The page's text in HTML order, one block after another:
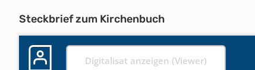
Steckbrief zum Kirchenbuch
Digitalisat anzeigen (Viewer)